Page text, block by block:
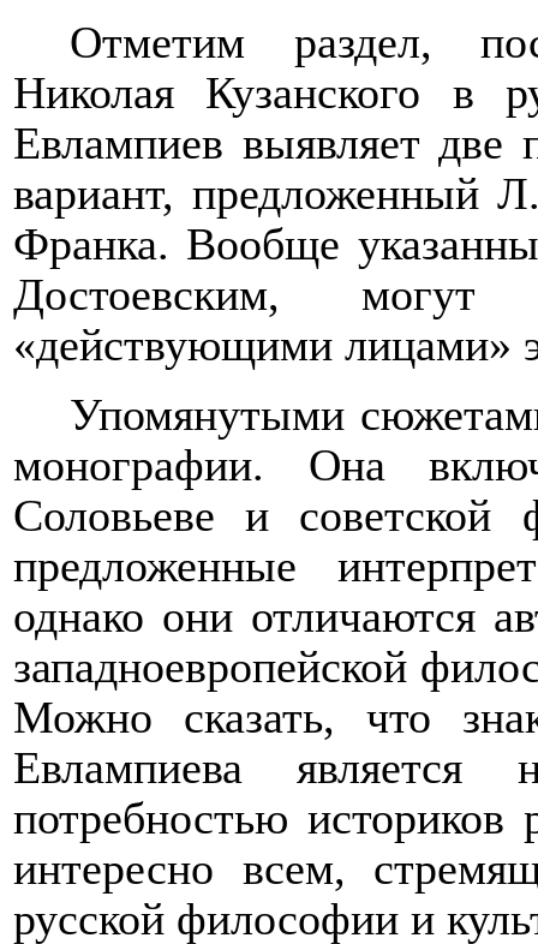
Отметим раздел,
Николая Кузанского в
Евлампиев выявляет две
вариант, предложенный
Франка. Вообще
Достоевским,
«действующими лицами»
Упомянутыми
монографии. Она
Соловьеве и
предложенные
однако они отличаются
западноевропейской
Можно сказать, что
Евлампиева является
потребностью
интересно всем,
русской философии и